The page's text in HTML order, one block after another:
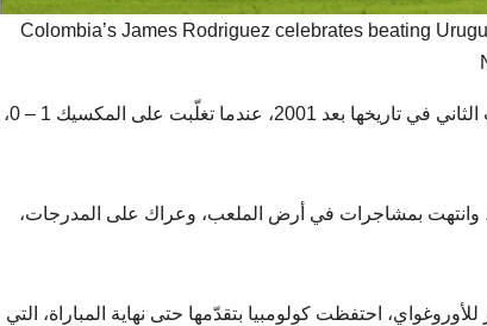
Colombia’s James Rodriguez celebrates beating
ويُقام النهائي بعد غدٍ في ميامي، حيث تبحث كولومبيا عن إحراز اللقب الثاني في تاريخها بعد 2001، عندما تغلّبت على المكسيك 1 – 0،
وانتهت بمشاجرات في أرض الملعب، وعراك على المدرجات،
احتفظت كولومبيا بتقدّمها حتى نهاية المباراة، التي